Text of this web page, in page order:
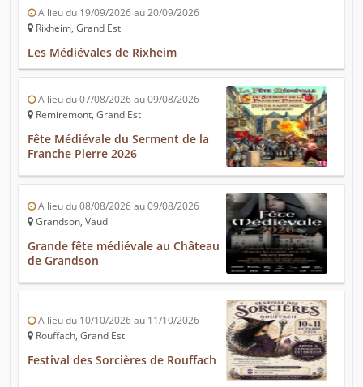
A lieu du 19/09/2026 au 20/09/2026
Rixheim, Grand Est
Les Médiévales de Rixheim
A lieu du 07/08/2026 au 09/08/2026
Remiremont, Grand Est
Fête Médiévale du Serment de la
Franche Pierre 2026
A lieu du 08/08/2026 au 09/08/2026
Grandson, Vaud
Grande fête médiévale au Château
de Grandson
A lieu du 10/10/2026 au 11/10/2026
Rouffach, Grand Est
Festival des Sorcières de Rouffach